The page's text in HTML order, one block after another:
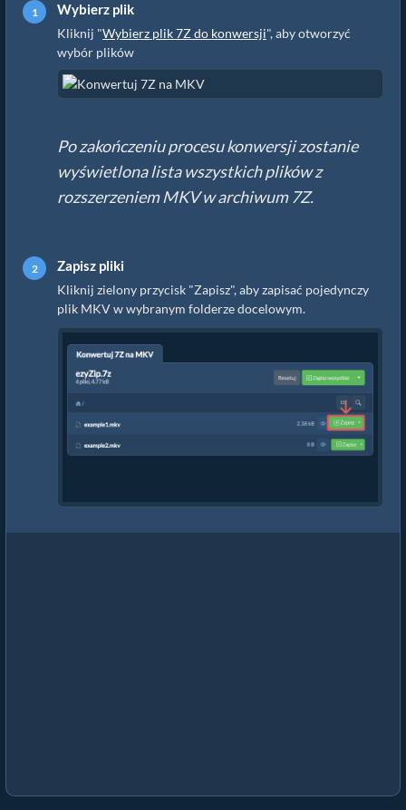
Wybierz plik
Kliknij "Wybierz plik 7Z do konwersji", aby otworzyć
wybór plików
Po zakończeniu procesu konwersji zostanie
wyświetlona lista wszystkich plików z
rozszerzeniem MKV w archiwum 7Z.
Zapisz pliki
Kliknij zielony przycisk "Zapisz", aby zapisać pojedynczy
plik MKV w wybranym folderze docelowym.